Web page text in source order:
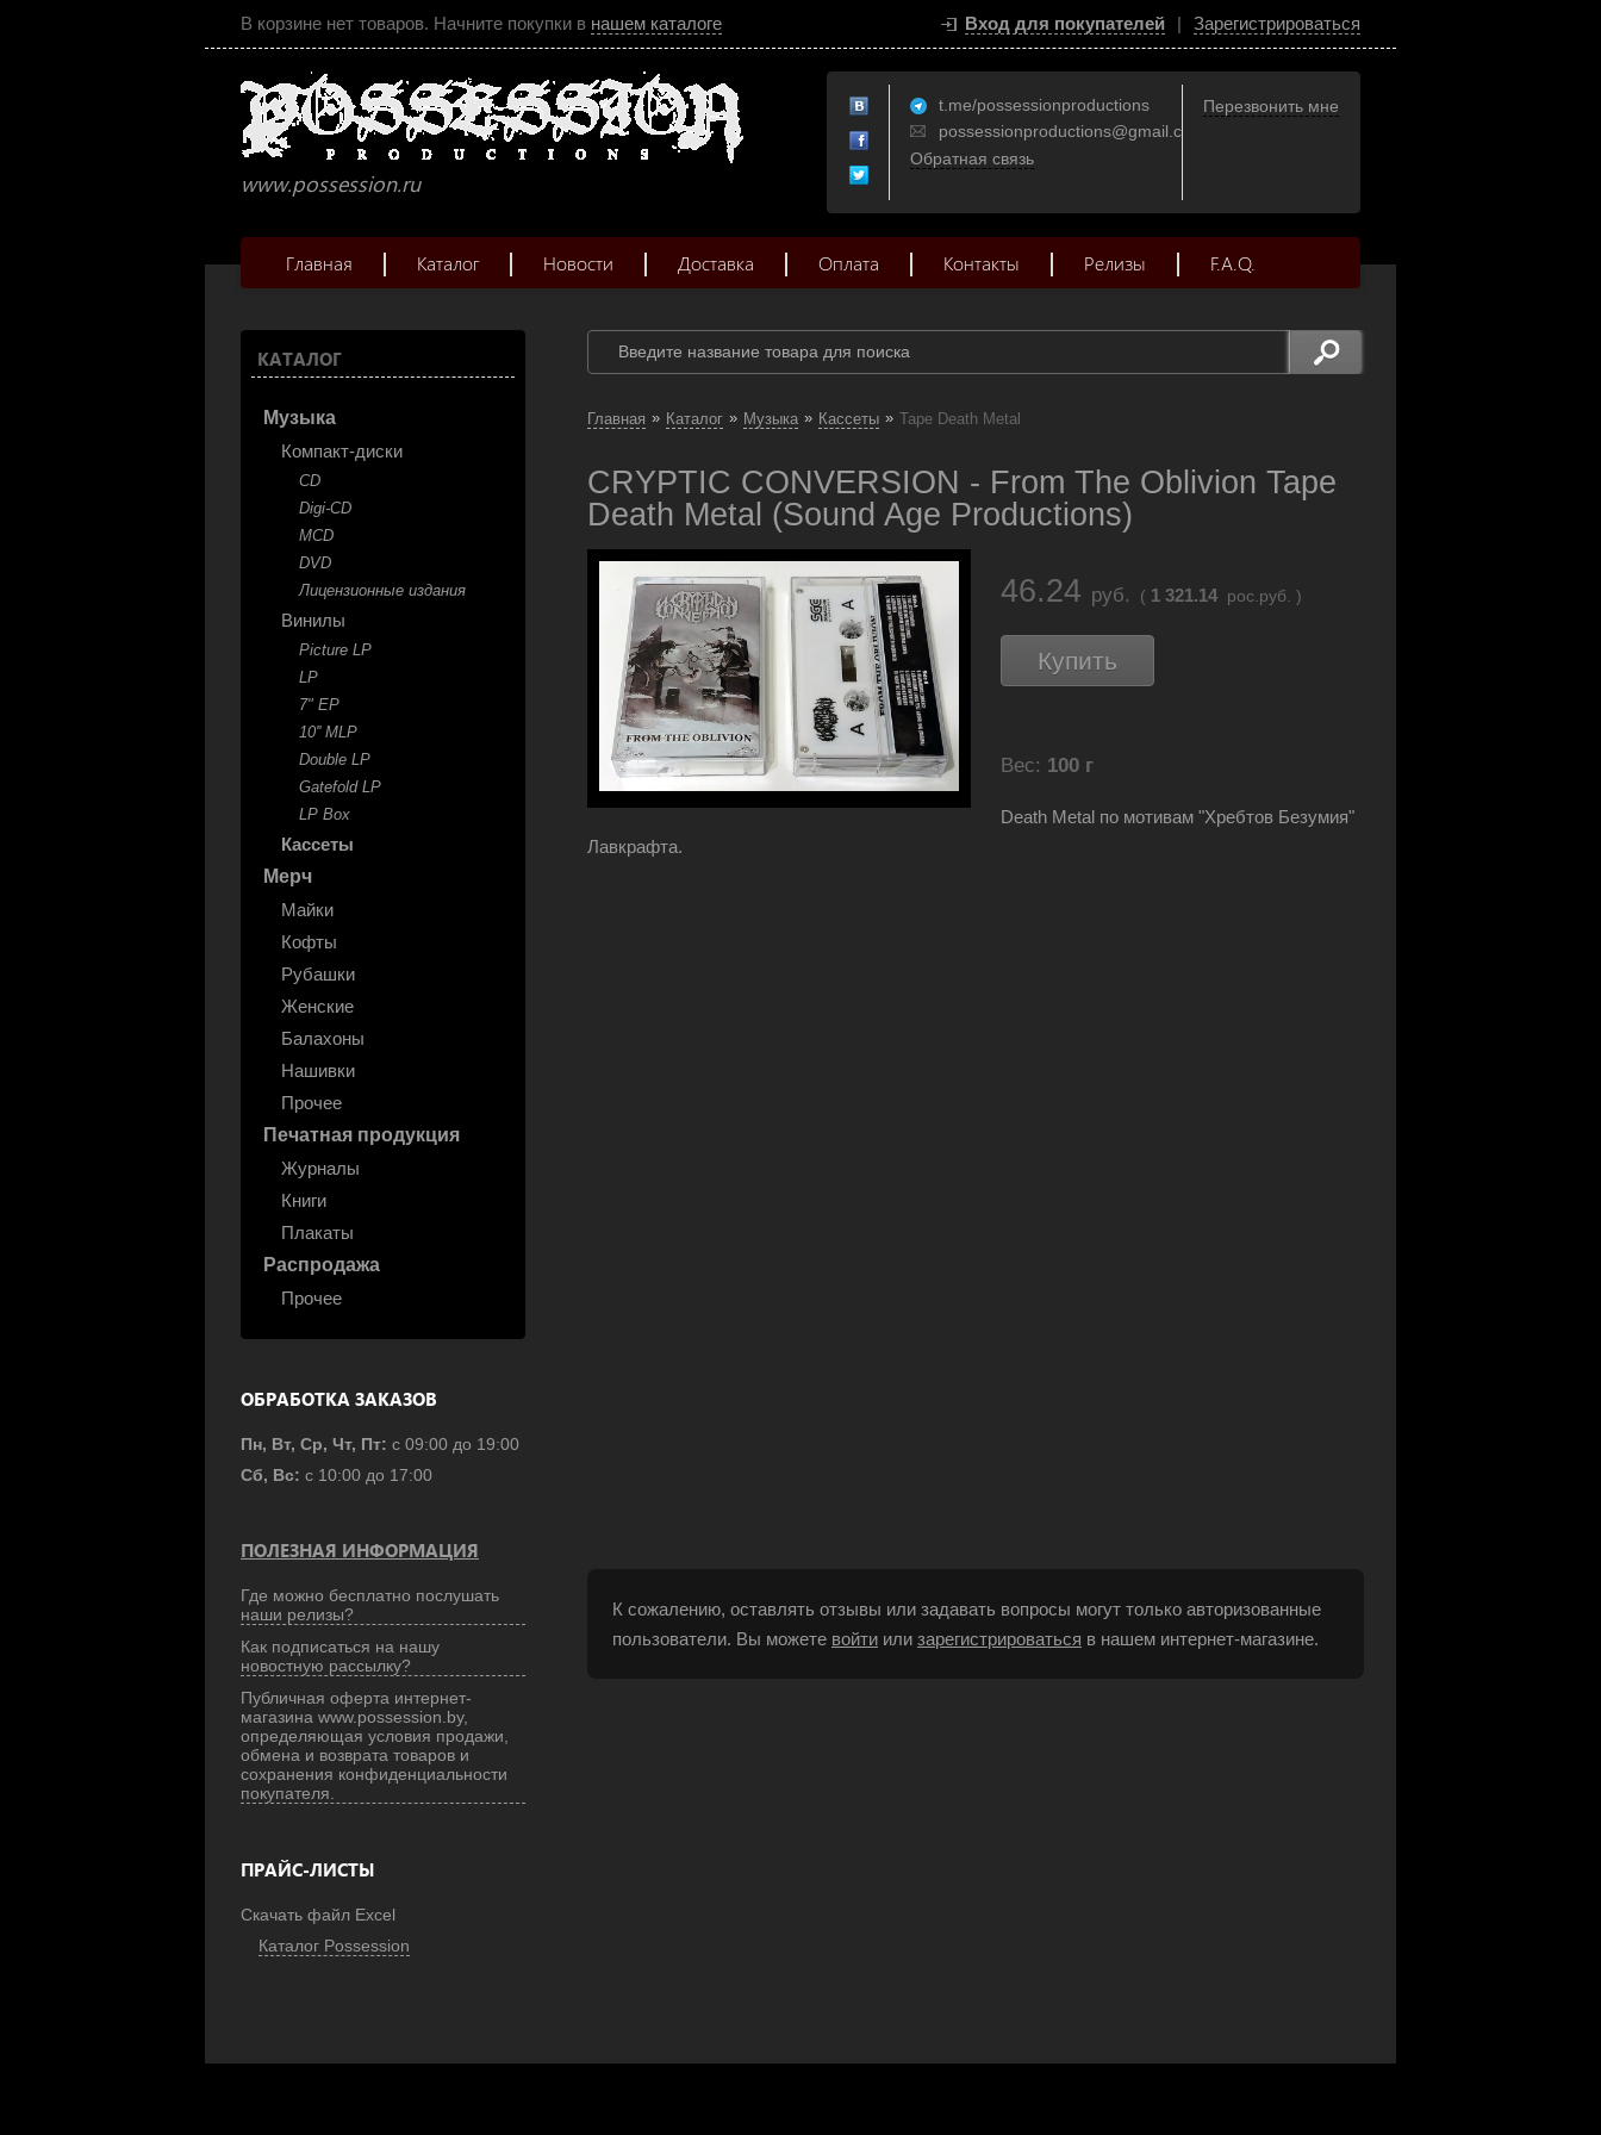
В корзине нет товаров. Начните покупки в нашем каталоге Вход для покупателей | Зарегистрироваться
www.possession.ru
t.me/possessionproductions
possessionproductions@gmail.com
Обратная связь
Перезвонить мне
Главная Каталог Новости Доставка Оплата Контакты Релизы F.A.Q.
КАТАЛОГ
Музыка
Компакт-диски
CD
Digi-CD
MCD
DVD
Лицензионные издания
Винилы
Picture LP
LP
7" EP
10'' MLP
Double LP
Gatefold LP
LP Box
Кассеты
Мерч
Майки
Кофты
Рубашки
Женские
Балахоны
Нашивки
Прочее
Печатная продукция
Журналы
Книги
Плакаты
Распродажа
Прочее
ОБРАБОТКА ЗАКАЗОВ
Пн, Вт, Ср, Чт, Пт: с 09:00 до 19:00
Сб, Вс: с 10:00 до 17:00
ПОЛЕЗНАЯ ИНФОРМАЦИЯ
Где можно бесплатно послушать
наши релизы?
Как подписаться на нашу
новостную рассылку?
Публичная оферта интернет-
магазина www.possession.by,
определяющая условия продажи,
обмена и возврата товаров и
сохранения конфиденциальности
покупателя.
ПРАЙС-ЛИСТЫ
Скачать файл Excel
Каталог Possession
Главная » Каталог » Музыка » Кассеты » Tape Death Metal
CRYPTIC CONVERSION - From The Oblivion Tape
Death Metal (Sound Age Productions)
46.24 руб. ( 1 321.14 рос.руб. )
Купить
Вес: 100 г
Death Metal по мотивам "Хребтов Безумия"
Лавкрафта.
К сожалению, оставлять отзывы или задавать вопросы могут только авторизованные
пользователи. Вы можете войти или зарегистрироваться в нашем интернет-магазине.